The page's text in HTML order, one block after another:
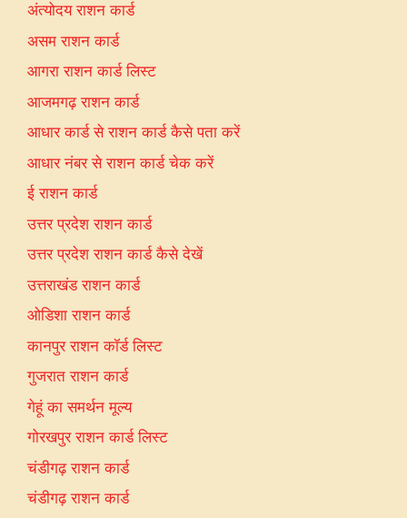
अंत्योदय राशन कार्ड
असम राशन कार्ड
आगरा राशन कार्ड लिस्ट
आजमगढ़ राशन कार्ड
आधार कार्ड से राशन कार्ड कैसे पता करें
आधार नंबर से राशन कार्ड चेक करें
ई राशन कार्ड
उत्तर प्रदेश राशन कार्ड
उत्तर प्रदेश राशन कार्ड कैसे देखें
उत्तराखंड राशन कार्ड
ओडिशा राशन कार्ड
कानपुर राशन कॉर्ड लिस्ट
गुजरात राशन कार्ड
गेहूं का समर्थन मूल्य
गोरखपुर राशन कार्ड लिस्ट
चंडीगढ़ राशन कार्ड
चंडीगढ़ राशन कार्ड